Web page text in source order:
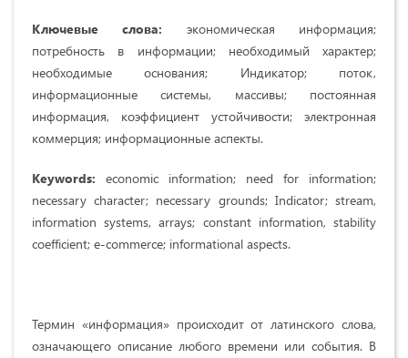
Ключевые слова: экономическая информация;
потребность в информации; необходимый характер;
необходимые основания; Индикатор; поток,
информационные системы, массивы; постоянная
информация, коэффициент устойчивости; электронная
коммерция; информационные аспекты.
Keywords: economic information; need for information;
necessary character; necessary grounds; Indicator; stream,
information systems, arrays; constant information, stability
coefficient; e-commerce; informational aspects.
Термин «информация» происходит от латинского слова,
означающего описание любого времени или события. В